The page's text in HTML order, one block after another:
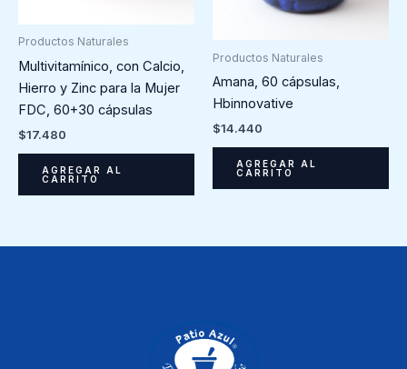
Productos Naturales
Multivitamínico, con Calcio,
Hierro y Zinc para la Mujer
FDC, 60+30 cápsulas
$17.480
AGREGAR AL
CARRITO
Productos Naturales
Amana, 60 cápsulas,
Hbinnovative
$14.440
AGREGAR AL
CARRITO